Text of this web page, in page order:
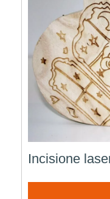
Incisione